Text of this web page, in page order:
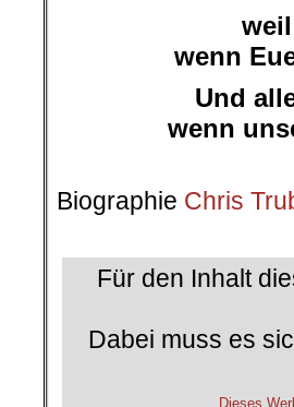
wenn
Und
wenn
Biographie Chris
Für den Inhalt
Dabei muss es
Dieses